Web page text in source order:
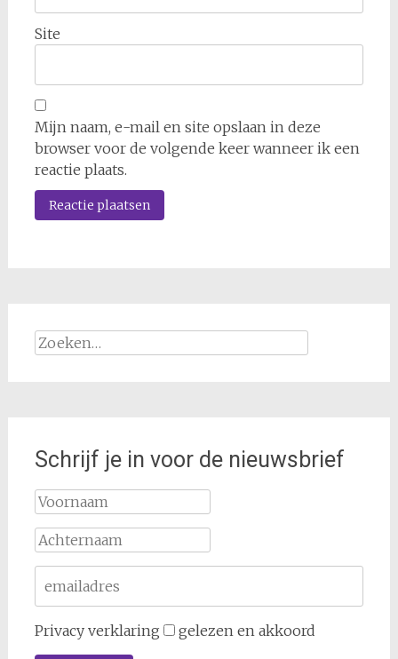
Site
Mijn naam, e-mail en site opslaan in deze
browser voor de volgende keer wanneer ik een
reactie plaats.
Zoeken
Schrijf je in voor de nieuwsbrief
Privacy verklaring gelezen en akkoord